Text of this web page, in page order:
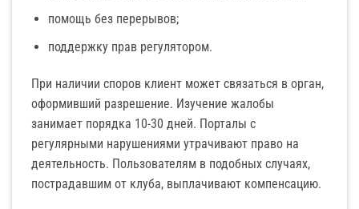
помощь без перерывов;
поддержку прав регулятором.
При наличии споров клиент может связаться в орган,
оформивший разрешение. Изучение жалобы
занимает порядка 10-30 дней. Порталы с
регулярными нарушениями утрачивают право на
деятельность. Пользователям в подобных случаях,
пострадавшим от клуба, выплачивают компенсацию.